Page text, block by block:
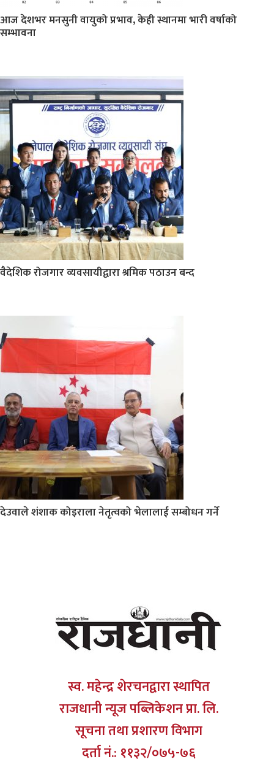
आज देशभर मनसुनी वायुको प्रभाव, केही स्थानमा भारी वर्षाको
सम्भावना
वैदेशिक रोजगार व्यवसायीद्वारा श्रमिक पठाउन बन्द
देउवाले शंशाक कोइराला नेतृत्वको भेलालाई सम्बोधन गर्ने
स्व. महेन्द्र शेरचनद्वारा स्थापित
राजधानी न्यूज पब्लिकेशन प्रा. लि.
सूचना तथा प्रशारण विभाग
दर्ता नं.: ११३२/०७५-७६